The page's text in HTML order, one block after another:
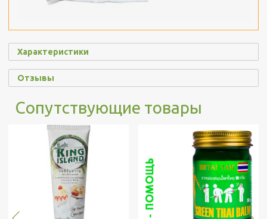
Характеристики
Отзывы
Сопутствующие товары